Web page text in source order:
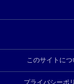
このサイトにつ
プライバシーポ